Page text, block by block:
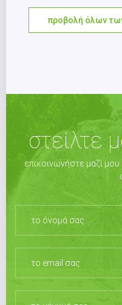
προβολή όλων
στείλτε
επικοινωνήστε μαζί